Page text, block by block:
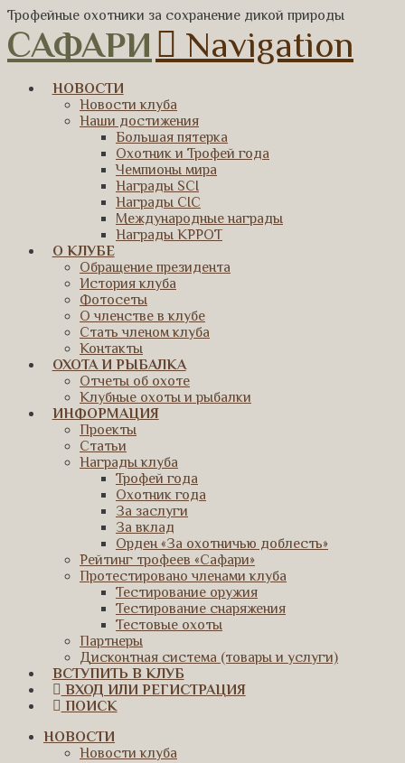
Трофейные охотники за сохранение дикой природы
САФАРИ Navigation
НОВОСТИ
Новости клуба
Наши достижения
Большая пятерка
Охотник и Трофей года
Чемпионы мира
Награды SCI
Награды CIC
Международные награды
Награды КРРОТ
О КЛУБЕ
Обращение президента
История клуба
Фотосеты
О членстве в клубе
Стать членом клуба
Контакты
ОХОТА И РЫБАЛКА
Отчеты об охоте
Клубные охоты и рыбалки
ИНФОРМАЦИЯ
Проекты
Статьи
Награды клуба
Трофей года
Охотник года
За заслуги
За вклад
Орден «За охотничью доблесть»
Рейтинг трофеев «Сафари»
Протестировано членами клуба
Тестирование оружия
Тестирование снаряжения
Тестовые охоты
Партнеры
Дисконтная система (товары и услуги)
ВСТУПИТЬ В КЛУБ
ВХОД ИЛИ РЕГИСТРАЦИЯ
ПОИСК
НОВОСТИ
Новости клуба